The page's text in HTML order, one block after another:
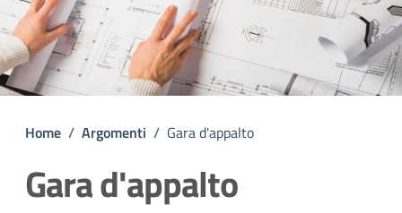
Home / Argomenti / Gara d'appalto
Gara d'appalto